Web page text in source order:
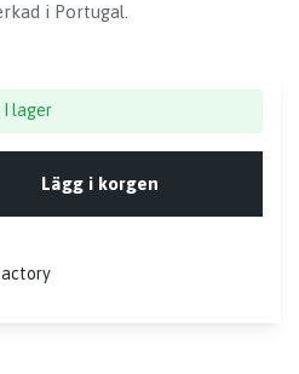
i Portugal.
I lager
Lägg i korgen